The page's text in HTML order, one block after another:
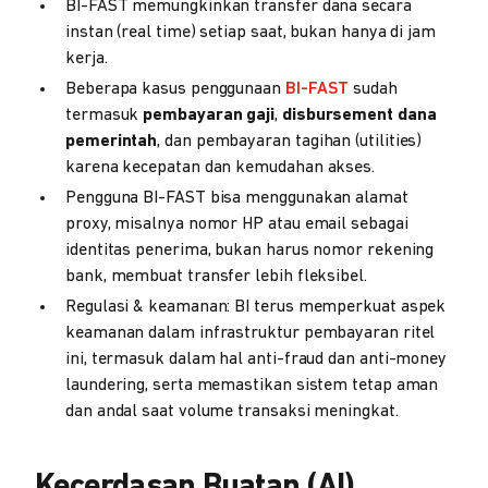
BI-FAST memungkinkan transfer dana secara
instan (real time) setiap saat, bukan hanya di jam
kerja.
Beberapa kasus penggunaan BI-FAST sudah
termasuk pembayaran gaji, disbursement dana
pemerintah, dan pembayaran tagihan (utilities)
karena kecepatan dan kemudahan akses.
Pengguna BI-FAST bisa menggunakan alamat
proxy, misalnya nomor HP atau email sebagai
identitas penerima, bukan harus nomor rekening
bank, membuat transfer lebih fleksibel.
Regulasi & keamanan: BI terus memperkuat aspek
keamanan dalam infrastruktur pembayaran ritel
ini, termasuk dalam hal anti-fraud dan anti-money
laundering, serta memastikan sistem tetap aman
dan andal saat volume transaksi meningkat.